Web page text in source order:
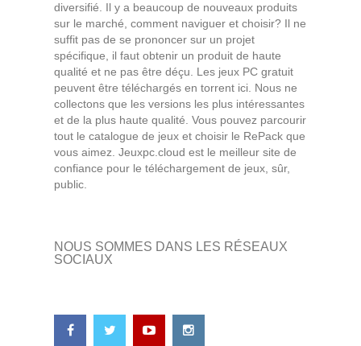
diversifié. Il y a beaucoup de nouveaux produits
sur le marché, comment naviguer et choisir? Il ne
suffit pas de se prononcer sur un projet
spécifique, il faut obtenir un produit de haute
qualité et ne pas être déçu. Les jeux PC gratuit
peuvent être téléchargés en torrent ici. Nous ne
collectons que les versions les plus intéressantes
et de la plus haute qualité. Vous pouvez parcourir
tout le catalogue de jeux et choisir le RePack que
vous aimez. Jeuxpc.cloud est le meilleur site de
confiance pour le téléchargement de jeux, sûr,
public.
NOUS SOMMES DANS LES RÉSEAUX
SOCIAUX